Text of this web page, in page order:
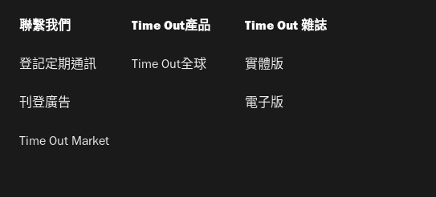
聯繫我們
登記定期通訊
刊登廣告
Time Out Market
Time Out產品
Time Out全球
Time Out 雜誌
實體版
電子版